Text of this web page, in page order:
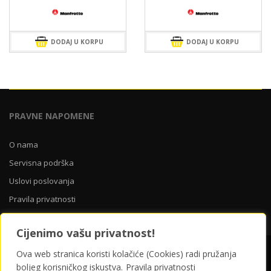
Cijenimo vašu privatnost!
Ova web stranica koristi kolačiće (Cookies) radi pružanja
boljeg korisničkog iskustva. Pravila privatnosti
DODAJ U KORPU DODAJ U KORPU
PRAVNE NAPOMENE
O nama
Servisna podrška
Uslovi poslovanja
Pravila privatnosti
O nama Servisna podrška
Uslovi poslovanja
Pravila privatnosti